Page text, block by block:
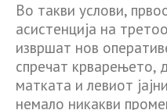
Во такви услови,
асистенција на
извршат нов
спречат крварењето,
матката и левиот
немало никакви